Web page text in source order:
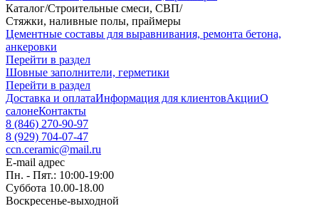
Каталог/Строительные смеси, СВП/
Стяжки, наливные полы, праймеры
Цементные составы для выравнивания, ремонта бетона,
анкеровки
Перейти в раздел
Шовные заполнители, герметики
Перейти в раздел
Доставка и оплатаИнформация для клиентовАкцииО
салонеКонтакты
8 (846) 270-90-97
8 (929) 704-07-47
ccn.ceramic@mail.ru
E-mail адрес
Пн. - Пят.: 10:00-19:00
Суббота 10.00-18.00
Воскресенье-выходной